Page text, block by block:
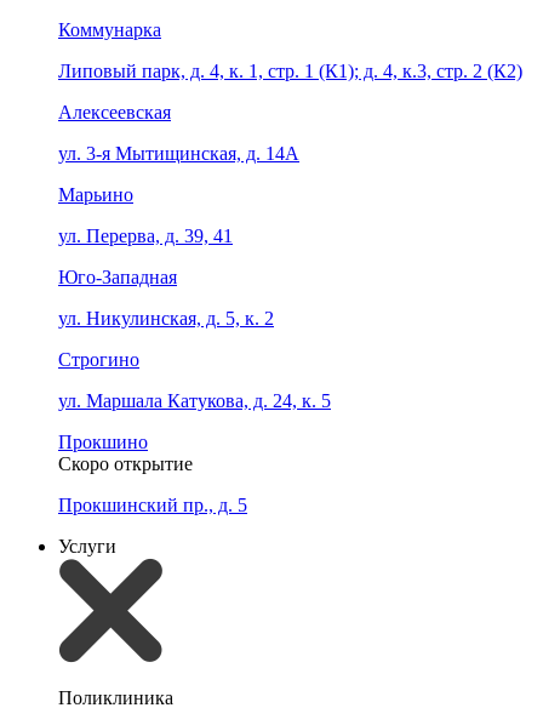
Коммунарка
Липовый парк, д. 4, к. 1, стр. 1 (К1); д. 4, к.3, стр. 2 (К2)
Алексеевская
ул. 3-я Мытищинская, д. 14А
Марьино
ул. Перерва, д. 39, 41
Юго-Западная
ул. Никулинская, д. 5, к. 2
Строгино
ул. Маршала Катукова, д. 24, к. 5
Прокшино
Скоро открытие
Прокшинский пр., д. 5
Услуги
Поликлиника